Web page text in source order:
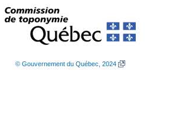
© Gouvernement du Québec, 2024